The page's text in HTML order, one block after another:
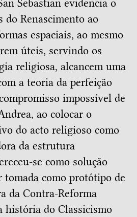
Sebastian evidencia o
do Renascimento ao
espaciais, ao mesmo
úteis, servindo os
religiosa, alcancem uma
a teoria da perfeição
impossível de
ao colocar o
do acto religioso como
da estrutura
se como solução
tomada como protótipo de
da Contra-Reforma
história do Classicismo